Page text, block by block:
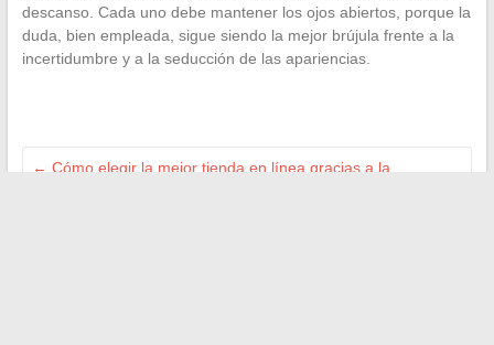
descanso. Cada uno debe mantener los ojos abiertos, porque la
duda, bien empleada, sigue siendo la mejor brújula frente a la
incertidumbre y a la seducción de las apariencias.
← Cómo elegir la mejor tienda en línea gracias a la